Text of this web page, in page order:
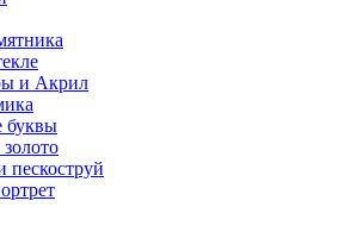
и Акрил
буквы
пескоструй